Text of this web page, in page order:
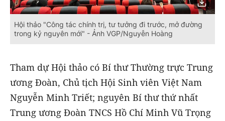
Hội thảo "Công tác chính trị, tư tưởng đi trước, mở đường
trong kỷ nguyên mới" - Ảnh VGP/Nguyễn Hoàng
Tham dự Hội thảo có Bí thư Thường trực Trung
ương Đoàn, Chủ tịch Hội Sinh viên Việt Nam
Nguyễn Minh Triết; nguyên Bí thư thứ nhất
Trung ương Đoàn TNCS Hồ Chí Minh Vũ Trọng